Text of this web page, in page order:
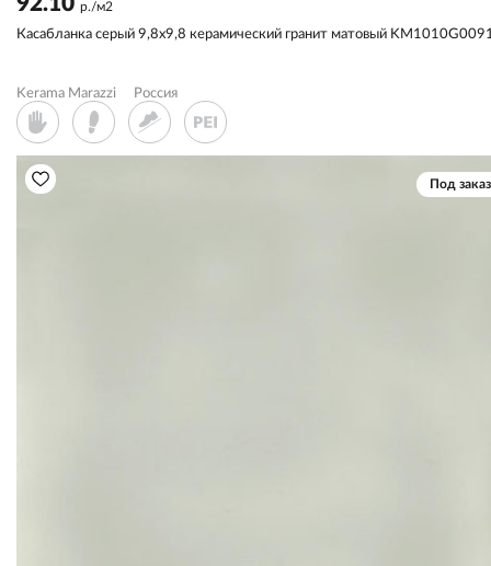
р./м2
Касабланка серый 9,8х9,8 керамический гранит матовый
Kerama Marazzi Россия
Под заказ